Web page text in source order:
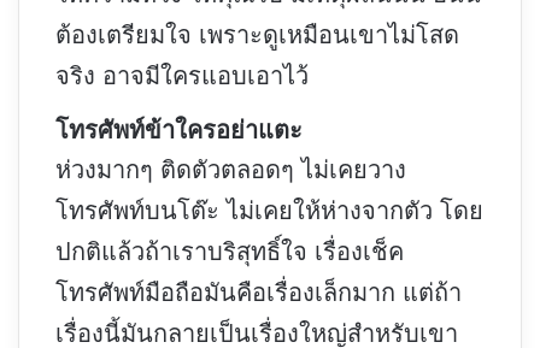
ต้องเตรียมใจ เพราะดูเหมือนเขาไม่โสด
จริง อาจมีใครแอบเอาไว้
โทรศัพท์ข้าใครอย่าแตะ
ห่วงมากๆ ติดตัวตลอดๆ ไม่เคยวาง
โทรศัพท์บนโต๊ะ ไม่เคยให้ห่างจากตัว โดย
ปกติแล้วถ้าเราบริสุทธิ์ใจ เรื่องเช็ค
โทรศัพท์มือถือมันคือเรื่องเล็กมาก แต่ถ้า
เรื่องนี้มันกลายเป็นเรื่องใหญ่สำหรับเขา